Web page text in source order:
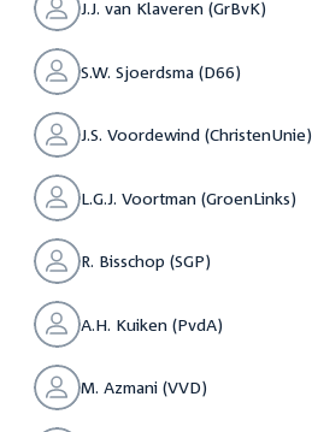
J.J. van Klaveren (GrBvK)
S.W. Sjoerdsma (D66)
J.S. Voordewind (ChristenUnie)
L.G.J. Voortman (GroenLinks)
R. Bisschop (SGP)
A.H. Kuiken (PvdA)
M. Azmani (VVD)